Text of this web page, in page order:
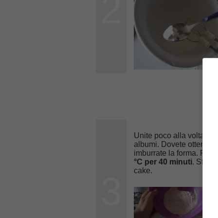
Unite poco alla volta la
albumi. Dovete
imburrate la forma.
°C per 40 minuti.
cake.